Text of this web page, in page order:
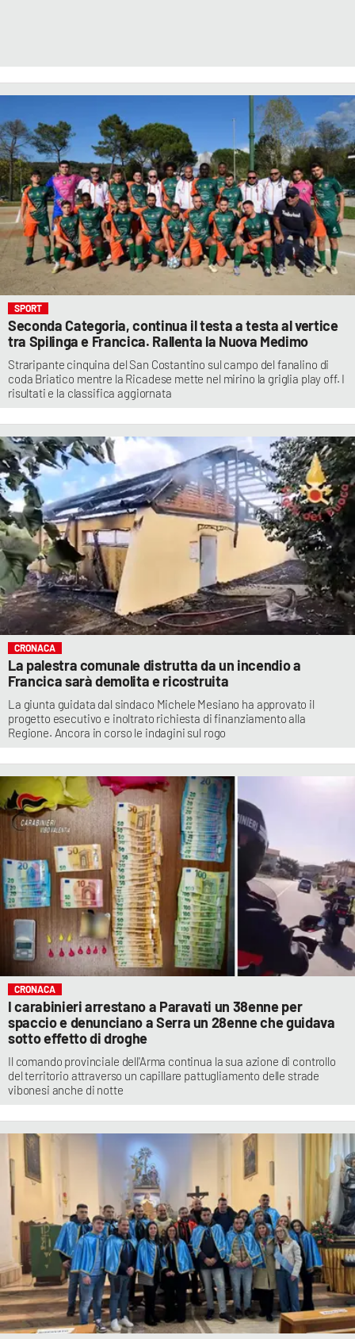
SPORT
Seconda Categoria, continua il testa a testa al vertice
tra Spilinga e Francica. Rallenta la Nuova Medimo
Straripante cinquina del San Costantino sul campo del fanalino di
coda Briatico mentre la Ricadese mette nel mirino la griglia play off. I
risultati e la classifica aggiornata
CRONACA
La palestra comunale distrutta da un incendio a
Francica sarà demolita e ricostruita
La giunta guidata dal sindaco Michele Mesiano ha approvato il
progetto esecutivo e inoltrato richiesta di finanziamento alla
Regione. Ancora in corso le indagini sul rogo
CRONACA
I carabinieri arrestano a Paravati un 38enne per
spaccio e denunciano a Serra un 28enne che guidava
sotto effetto di droghe
Il comando provinciale dell'Arma continua la sua azione di controllo
del territorio attraverso un capillare pattugliamento delle strade
vibonesi anche di notte